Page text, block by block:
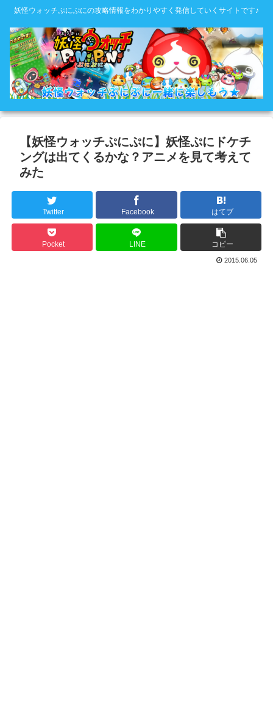
妖怪ウォッチぷにぷにの攻略情報をわかりやすく発信していくサイトです♪
【妖怪ウォッチぷにぷに】妖怪ぷにドケチ
ングは出てくるかな？アニメを見て考えて
みた
Twitter Facebook はてブ
Pocket LINE コピー
2015.06.05